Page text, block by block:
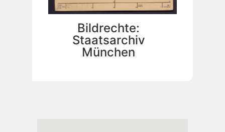
Bildrechte:
Staatsarchiv
München